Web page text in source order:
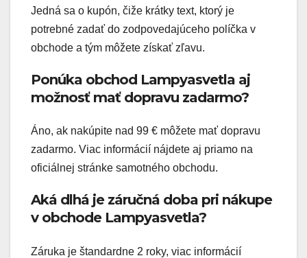
Jedná sa o kupón, čiže krátky text, ktorý je
potrebné zadať do zodpovedajúceho políčka v
obchode a tým môžete získať zľavu.
Ponúka obchod Lampyasvetla aj
možnosť mať dopravu zadarmo?
Áno, ak nakúpite nad 99 € môžete mať dopravu
zadarmo. Viac informácií nájdete aj priamo na
oficiálnej stránke samotného obchodu.
Aká dlhá je záručná doba pri nákupe
v obchode Lampyasvetla?
Záruka je štandardne 2 roky, viac informácií